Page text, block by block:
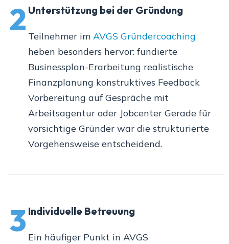
2 Unterstützung bei der Gründung
Teilnehmer im AVGS Gründercoaching
heben besonders hervor: fundierte
Businessplan-Erarbeitung realistische
Finanzplanung konstruktives Feedback
Vorbereitung auf Gespräche mit
Arbeitsagentur oder Jobcenter Gerade für
vorsichtige Gründer war die strukturierte
Vorgehensweise entscheidend.
3 Individuelle Betreuung
Ein häufiger Punkt in AVGS